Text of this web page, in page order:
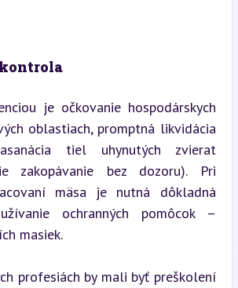
je očkovanie hospodárskych
oblastiach, promptná likvidácia
tiel uhynutých zvierat
zakopávanie bez dozoru). Pri
mäsa je nutná dôkladná
ochranných pomôcok –
masiek.
profesiách by mali byť preškolení